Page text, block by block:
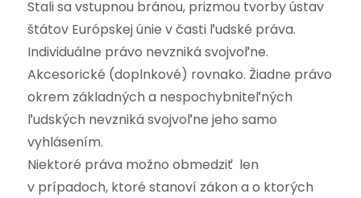
Stali sa vstupnou bránou, prizmou tvorby ústav
štátov Európskej únie v časti ľudské práva.
Individuálne právo nevzniká svojvoľne.
Akcesorické (doplnkové) rovnako. Žiadne právo
okrem základných a nespochybniteľných
ľudských nevzniká svojvoľne jeho samo
vyhlásením.
Niektoré práva možno obmedziť len
v prípadoch, ktoré stanoví zákon a o ktorých